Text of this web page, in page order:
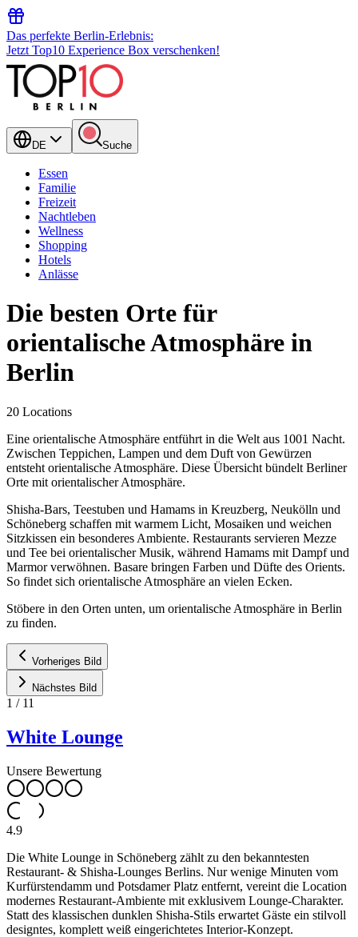
Das perfekte Berlin-Erlebnis:
Jetzt Top10 Experience Box verschenken!
DE Suche
Essen
Familie
Freizeit
Nachtleben
Wellness
Shopping
Hotels
Anlässe
Die besten Orte für
orientalische Atmosphäre in
Berlin
20 Locations
Eine orientalische Atmosphäre entführt in die Welt aus 1001 Nacht.
Zwischen Teppichen, Lampen und dem Duft von Gewürzen
entsteht orientalische Atmosphäre. Diese Übersicht bündelt Berliner
Orte mit orientalischer Atmosphäre.
Shisha-Bars, Teestuben und Hamams in Kreuzberg, Neukölln und
Schöneberg schaffen mit warmem Licht, Mosaiken und weichen
Sitzkissen ein besonderes Ambiente. Restaurants servieren Mezze
und Tee bei orientalischer Musik, während Hamams mit Dampf und
Marmor verwöhnen. Basare bringen Farben und Düfte des Orients.
So findet sich orientalische Atmosphäre an vielen Ecken.
Stöbere in den Orten unten, um orientalische Atmosphäre in Berlin
zu finden.
Vorheriges Bild
Nächstes Bild
1 / 11
White Lounge
Unsere Bewertung
4.9
Die White Lounge in Schöneberg zählt zu den bekanntesten
Restaurant- & Shisha-Lounges Berlins. Nur wenige Minuten vom
Kurfürstendamm und Potsdamer Platz entfernt, vereint die Location
modernes Restaurant-Ambiente mit exklusivem Lounge-Charakter.
Statt des klassischen dunklen Shisha-Stils erwartet Gäste ein stilvoll
designtes, komplett weiß eingerichtetes Interior-Konzept.